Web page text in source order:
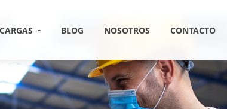
BLOG NOSOTROS CONTACTO